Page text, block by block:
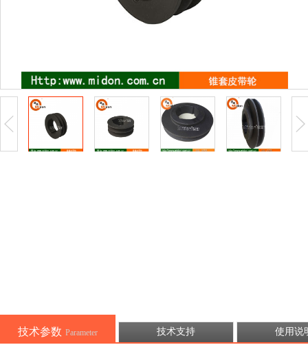
技术参数 Parameter 技术支持 使用说